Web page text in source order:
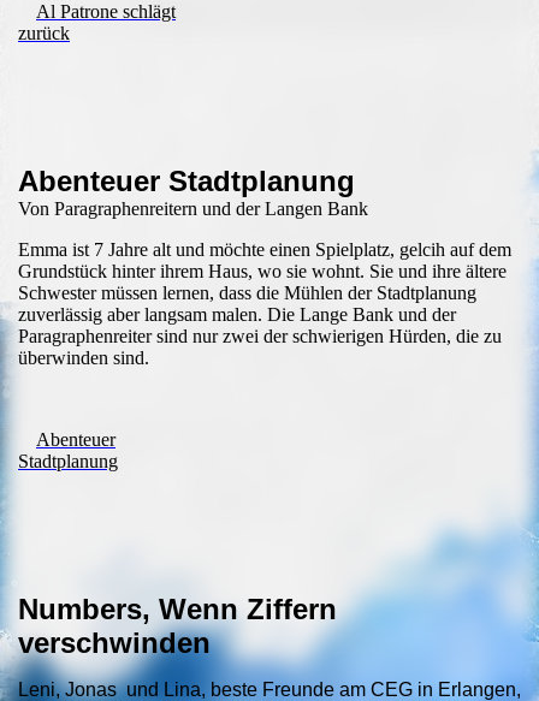
Al Patrone schlägt
zurück
Abenteuer Stadtplanung
Von Paragraphenreitern und der Langen Bank
Emma ist 7 Jahre alt und möchte einen Spielplatz, gelcih auf dem
Grundstück hinter ihrem Haus, wo sie wohnt. Sie und ihre ältere
Schwester müssen lernen, dass die Mühlen der Stadtplanung
zuverlässig aber langsam malen. Die Lange Bank und der
Paragraphenreiter sind nur zwei der schwierigen Hürden, die zu
überwinden sind.
Abenteuer
Stadtplanung
Numbers, Wenn Ziffern
verschwinden
Leni, Jonas und Lina, beste Freunde am CEG in Erlangen,